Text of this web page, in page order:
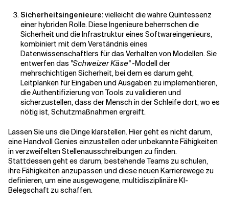
Sicherheitsingenieure:vielleicht die wahre Quintessenz
einer hybriden Rolle. Diese Ingenieure beherrschen die
Sicherheit und die Infrastruktur eines Softwareingenieurs,
kombiniert mit dem Verständnis eines
Datenwissenschaftlers für das Verhalten von Modellen. Sie
entwerfen das "Schweizer Käse"-Modell der
mehrschichtigen Sicherheit, bei dem es darum geht,
Leitplanken für Eingaben und Ausgaben zu implementieren,
die Authentifizierung von Tools zu validieren und
sicherzustellen, dass der Mensch in der Schleife dort, wo es
nötig ist, Schutzmaßnahmen ergreift.
Lassen Sie uns die Dinge klarstellen. Hier geht es nicht darum,
eine Handvoll Genies einzustellen oder unbekannte Fähigkeiten
in verzweifelten Stellenausschreibungen zu finden.
Stattdessen geht es darum, bestehende Teams zu schulen,
ihre Fähigkeiten anzupassen und diese neuen Karrierewege zu
definieren, um eine ausgewogene, multidisziplinäre KI-
Belegschaft zu schaffen.